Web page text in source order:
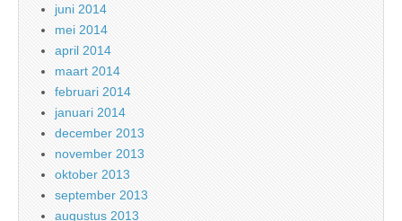
juni 2014
mei 2014
april 2014
maart 2014
februari 2014
januari 2014
december 2013
november 2013
oktober 2013
september 2013
augustus 2013